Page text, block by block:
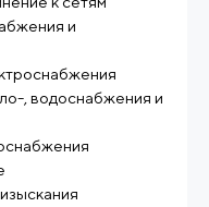
и
, водоснабжения и